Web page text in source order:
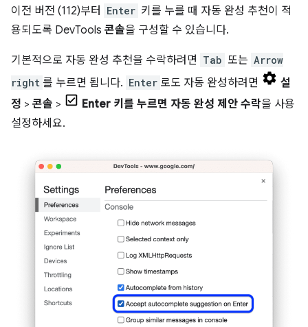
이전 버전 (112)부터 Enter 키를 누를 때 자동 완성 추천이 적
용되도록 DevTools 콘솔을 구성할 수 있습니다.
기본적으로 자동 완성 추천을 수락하려면 Tab 또는 Arrow
right 를 누르면 됩니다. Enter 로도 자동 완성하려면
설
정 > 콘솔 > Enter 키를 누르면 자동 완성 제안 수락을 사용
설정하세요.